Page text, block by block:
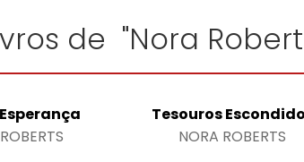
de "Nora
Tesouros
NORA ROBERTS